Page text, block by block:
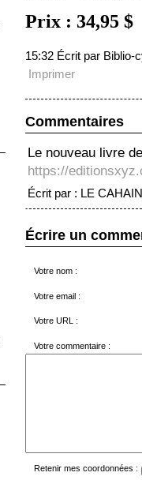
Prix : 34,95 $
15:32 Écrit par Biblio-
Imprimer
Commentaires
Le nouveau livre
https://
Écrit par : LE
Écrire un
Votre nom :
Votre email :
Votre URL :
Votre commentaire :
Retenir mes coordonnées :